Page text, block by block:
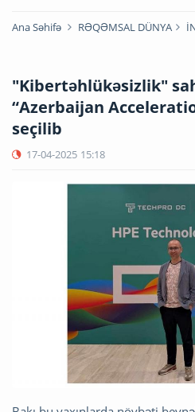
Ana Səhifə RƏQƏMSAL DÜNYA
"Kibertəhlükəsizlik"
“Azerbaijan
seçilib
17-04-2025 15:18